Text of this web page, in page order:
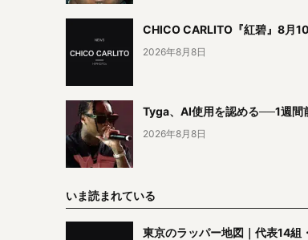
CHICO CARLITO『紅碧』8月
2026年8月8日
Tyga、AI使用を認める──1週間
2026年8月8日
いま読まれている
東京のラッパー地図｜代表14組